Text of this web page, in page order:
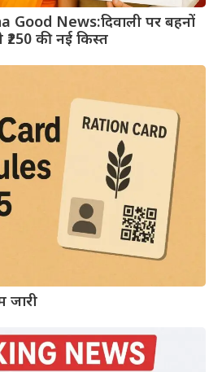
Good News:दिवाली पर बहनों
₹250 की नई किस्त
जारी